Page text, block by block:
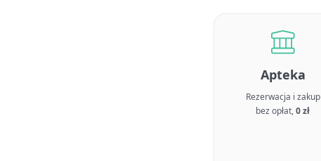
Apteka
Rezerwacja i zakup
bez opłat,0 zł